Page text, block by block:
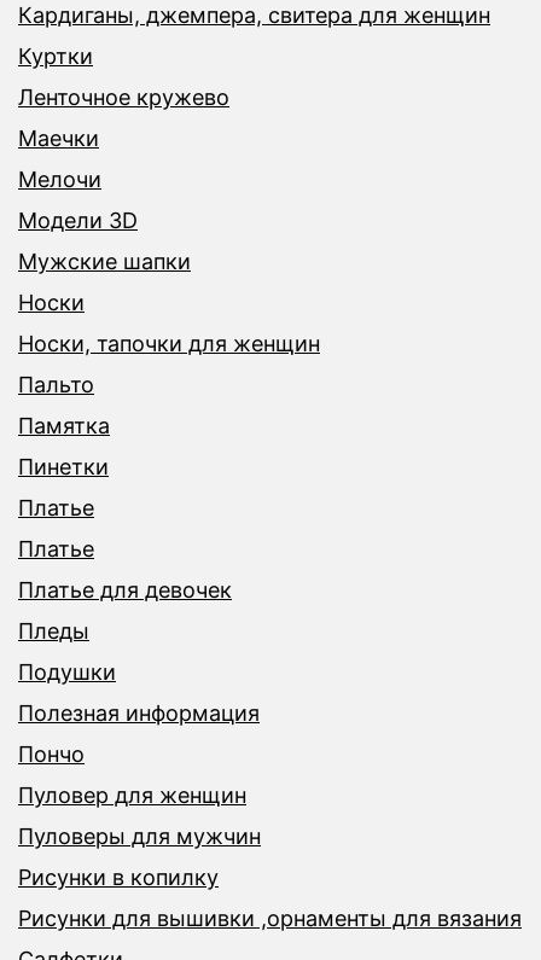
Кардиганы, джемпера, свитера для женщин
Куртки
Ленточное кружево
Маечки
Мелочи
Модели 3D
Мужские шапки
Носки
Носки, тапочки для женщин
Пальто
Памятка
Пинетки
Платье
Платье
Платье для девочек
Пледы
Подушки
Полезная информация
Пончо
Пуловер для женщин
Пуловеры для мужчин
Рисунки в копилку
Рисунки для вышивки ,орнаменты для вязания